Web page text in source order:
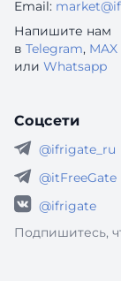
Email:
Напишите нам
в Telegram, MAX
или Whatsapp
Соцсети
@ifrigate_ru
@itFreeGate
@ifrigate
Подпишитесь,